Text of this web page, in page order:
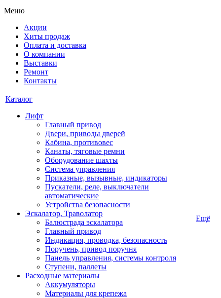
Меню
Акции
Хиты продаж
Оплата и доставка
О компании
Выставки
Ремонт
Контакты
Каталог
Лифт
Главный привод
Двери, приводы дверей
Кабина, противовес
Канаты, тяговые ремни
Оборудование шахты
Система управления
Приказные, вызывные, индикаторы
Пускатели, реле, выключатели
автоматические
Устройства безопасности
Эскалатор, Траволатор
Балюстрада эскалатора
Главный привод
Индикация, проводка, безопасность
Поручень, привод поручня
Панель управления, системы контроля
Ступени, паллеты
Расходные материалы
Аккумуляторы
Материалы для крепежа
Ещё